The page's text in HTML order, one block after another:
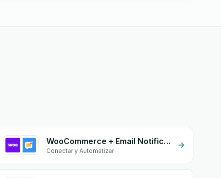
WooCommerce + Email Notifications by eGrow
Conectar y Automatizar